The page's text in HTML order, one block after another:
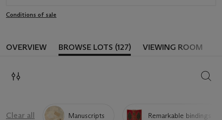
Conditions of sale
OVERVIEW BROWSE LOTS (127) VIEWING ROOM
Clear all Manuscripts Remarkable bindings